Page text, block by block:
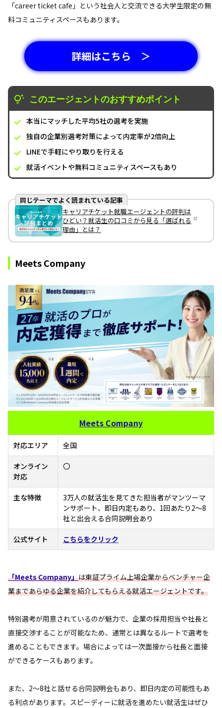
「career ticket cafe」という社会人と交流できる大学生限定の無
料コミュニティスペースもあります。
詳細はこちら ＞
このエージェントのおすすめポイント
本当にマッチした平均5社の選考を実施
独自の企業別選考対策によって内定率が2倍向上
LINEで手軽にやり取りを行える
就活イベントや無料コミュニティスペースもあり
同じテーマでよく読まれている記事
キャリアチケット就職エージェントの評判は
ひどい？就活生の口コミから見る「選ばれる
理由」とは？
Meets Company
Meets Company
対応エリア 全国
オンライン
対応
〇
主な特徴
3万人の就活生を見てきた担当者がマンツーマ
ンサポート、即日内定もあり、1回あたり2～8
社と出会える合同説明会あり
公式サイト こちらをクリック
「Meets Company」は東証プライム上場企業からベンチャー企
業まであらゆる企業を紹介してもらえる就活エージェントです。
特別選考が用意されているのが魅力で、企業の採用担当や社長と
直接交渉することが可能なため、通常とは異なるルートで選考を
進めることもできます。場合によっては一次面接から社長と面接
ができるケースもあります。
また、2～8社と話せる合同説明会もあり、即日内定の可能性もあ
る利点があります。スピーディーに就活を進めたい就活生はぜひ